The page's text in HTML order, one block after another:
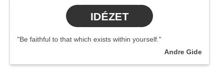
IDÉZET
"Be faithful to that which exists within yourself."
Andre Gide